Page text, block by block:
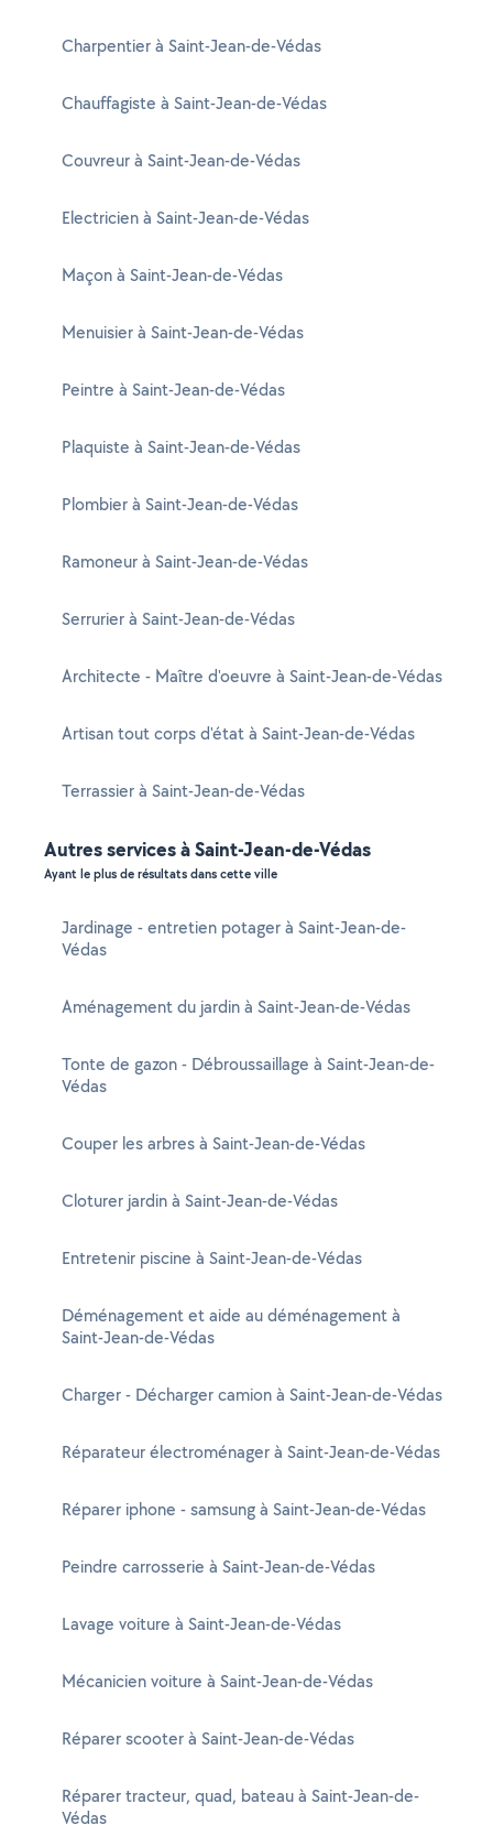
Charpentier à Saint-Jean-de-Védas
Chauffagiste à Saint-Jean-de-Védas
Couvreur à Saint-Jean-de-Védas
Electricien à Saint-Jean-de-Védas
Maçon à Saint-Jean-de-Védas
Menuisier à Saint-Jean-de-Védas
Peintre à Saint-Jean-de-Védas
Plaquiste à Saint-Jean-de-Védas
Plombier à Saint-Jean-de-Védas
Ramoneur à Saint-Jean-de-Védas
Serrurier à Saint-Jean-de-Védas
Architecte - Maître d'oeuvre à Saint-Jean-de-Védas
Artisan tout corps d'état à Saint-Jean-de-Védas
Terrassier à Saint-Jean-de-Védas
Autres services à Saint-Jean-de-Védas
Ayant le plus de résultats dans cette ville
Jardinage - entretien potager à Saint-Jean-de-
Védas
Aménagement du jardin à Saint-Jean-de-Védas
Tonte de gazon - Débroussaillage à Saint-Jean-de-
Védas
Couper les arbres à Saint-Jean-de-Védas
Cloturer jardin à Saint-Jean-de-Védas
Entretenir piscine à Saint-Jean-de-Védas
Déménagement et aide au déménagement à
Saint-Jean-de-Védas
Charger - Décharger camion à Saint-Jean-de-Védas
Réparateur électroménager à Saint-Jean-de-Védas
Réparer iphone - samsung à Saint-Jean-de-Védas
Peindre carrosserie à Saint-Jean-de-Védas
Lavage voiture à Saint-Jean-de-Védas
Mécanicien voiture à Saint-Jean-de-Védas
Réparer scooter à Saint-Jean-de-Védas
Réparer tracteur, quad, bateau à Saint-Jean-de-
Védas